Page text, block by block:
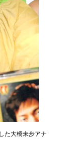
た大橋未歩アナ